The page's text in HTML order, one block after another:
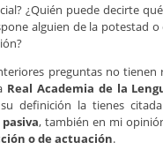
¿Quién puede decirte
alguien de la potestad
preguntas no tienen
Real Academia de la
definición la tienes
, también en mi
o de actuación.